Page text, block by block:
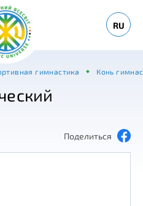
RU
гимнастика Конь
Поделиться